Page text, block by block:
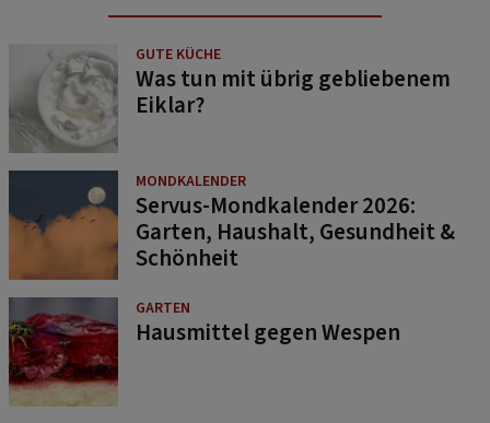
GUTE KÜCHE
Was tun mit übrig gebliebenem
Eiklar?
MONDKALENDER
Servus-Mondkalender 2026:
Garten, Haushalt, Gesundheit &
Schönheit
GARTEN
Hausmittel gegen Wespen